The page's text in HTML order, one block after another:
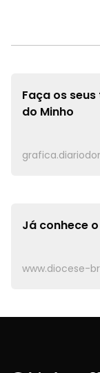
Faça os
do Minho
Já conhece
www.diocese-